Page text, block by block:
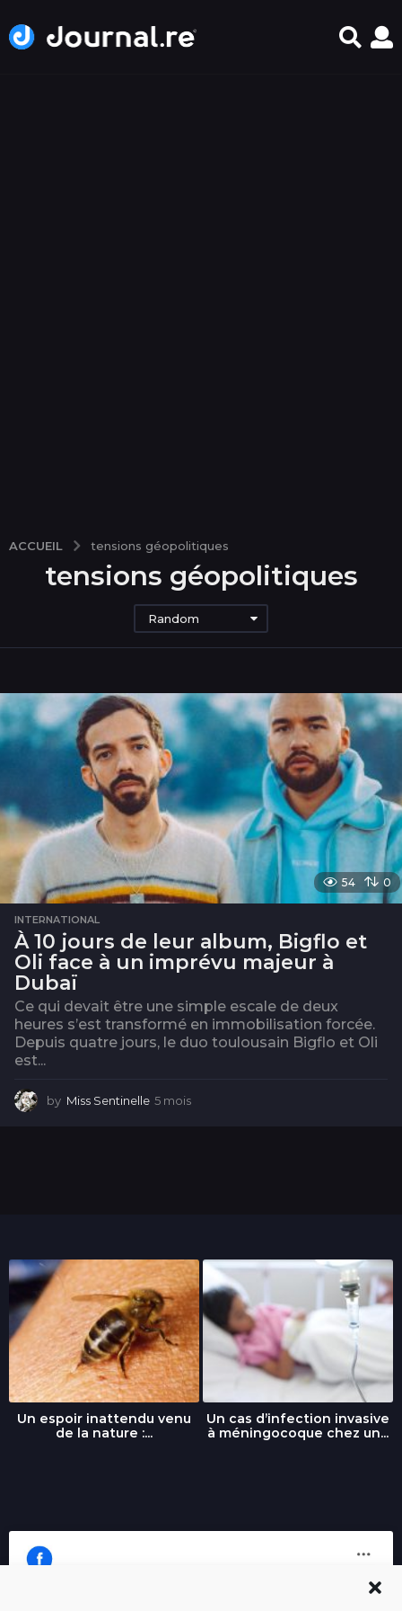
ACCUEIL tensions géopolitiques
tensions géopolitiques
Random
54 0
INTERNATIONAL
À 10 jours de leur album, Bigflo et
Oli face à un imprévu majeur à
Dubaï
Ce qui devait être une simple escale de deux
heures s’est transformé en immobilisation forcée.
Depuis quatre jours, le duo toulousain Bigflo et Oli
est...
by Miss Sentinelle 5 mois
Un espoir inattendu venu
de la nature :...
Un cas d’infection invasive
à méningocoque chez un...